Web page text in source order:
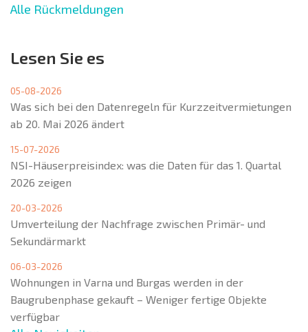
Alle Rückmeldungen
Lesen Sie es
05-08-2026
Was sich bei den Datenregeln für Kurzzeitvermietungen
ab 20. Mai 2026 ändert
15-07-2026
NSI-Häuserpreisindex: was die Daten für das 1. Quartal
2026 zeigen
20-03-2026
Umverteilung der Nachfrage zwischen Primär- und
Sekundärmarkt
06-03-2026
Wohnungen in Varna und Burgas werden in der
Baugrubenphase gekauft – Weniger fertige Objekte
verfügbar